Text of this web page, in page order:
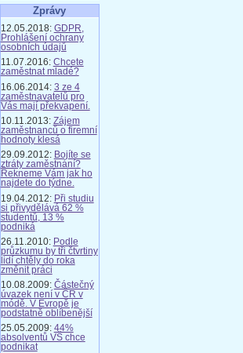
Zprávy
12.05.2018: GDPR,
Prohlášení ochrany
osobních údajů
11.07.2016: Chcete
zaměstnat mladé?
16.06.2014: 3 ze 4
zaměstnavatelů pro
Vás mají překvapení.
10.11.2013: Zájem
zaměstnanců o firemní
hodnoty klesá
29.09.2012: Bojíte se
ztráty zaměstnání?
Řekneme Vám jak ho
najdete do týdne.
19.04.2012: Při studiu
si přivydělává 62 %
studentů, 13 %
podniká
26.11.2010: Podle
průzkumu by tři čtvrtiny
lidí chtěly do roka
změnit práci
10.08.2009: Částečný
úvazek není v ČR v
módě. V Evropě je
podstatně oblíbenější
25.05.2009: 44%
absolventů VŠ chce
podnikat